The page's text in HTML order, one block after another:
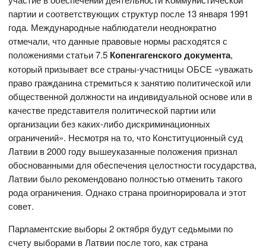
партии и соответствующих структур после 13 января 1991
года. Международные наблюдатели неоднократно
отмечали, что данные правовые нормы расходятся с
положениями статьи 7.5 Копенгагенского документа,
который призывает все страны-участницы ОБСЕ «уважать
право гражданина стремиться к занятию политической или
общественной должности на индивидуальной основе или в
качестве представителя политической партии или
организации без каких-либо дискриминационных
ограничений». Несмотря на то, что Конституционный суд
Латвии в 2000 году вышеуказанные положения признал
обоснованными для обеспечения целостности государства,
Латвии было рекомендовано полностью отменить такого
рода ограничения. Однако страна проигнорировала и этот
совет.
Парламентские выборы 2 октября будут седьмыми по
счету выборами в Латвии после того, как страна